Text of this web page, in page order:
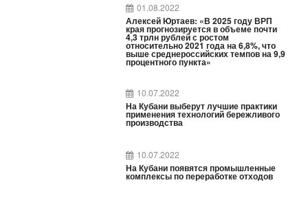
Алексей Юртаев: «В 2025 году ВРП
края прогнозируется в объеме почти
4,3 трлн рублей с ростом
относительно 2021 года на 6,8%, что
выше среднероссийских темпов на 9,9
процентного пункта»
01.08.2022
На Кубани выберут лучшие практики
применения технологий бережливого
производства
10.07.2022
На Кубани появятся промышленные
комплексы по переработке отходов
10.07.2022